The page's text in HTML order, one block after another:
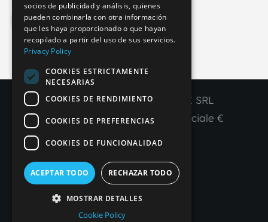
Cookie Policy
IT EN FR
Copyright © 2026 - IMPERIAL LINE SRL
IVA /C.F. 03450130277 - Capitale sociale €
SPANISH
socios de publicidad y análisis, quienes
pueden combinarla con otra información
que les haya proporcionado o que hayan
recopilado a partir del uso de sus servicios.
Privacy Policy
COOKIES ESTRICTAMENTE
NECESARIAS
COOKIES DE RENDIMIENTO
COOKIES DE PREFERENCIAS
COOKIES DE FUNCIONALIDAD
ACEPTAR TODO RECHAZAR TODO
MOSTRAR DETALLES
Cookie Policy